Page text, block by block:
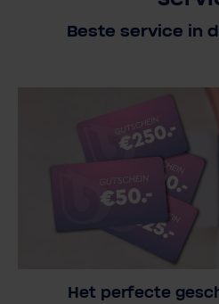
Beste service in
Het perfecte